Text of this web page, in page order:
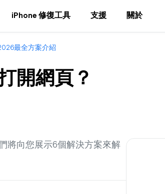
iPhone 修復工具 支援 關於
最全方案介紹
開網頁？
將向您展示6個解決方案來解